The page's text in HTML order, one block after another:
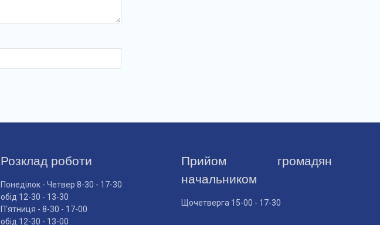
Розклад роботи
Понеділок - Четвер 8-30 - 17-30
обід 12-30 - 13-30
П'ятниця - 8-30 - 17-00
обід 12-30 - 13-00
Прийом громадян
начальником
Щочетверга 15-00 - 17-30